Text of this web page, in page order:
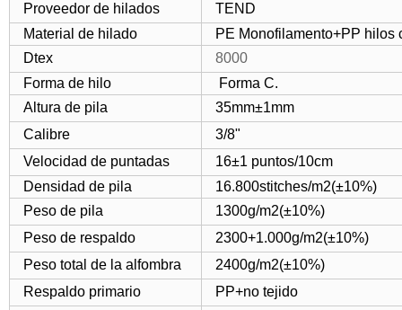
Proveedor de hilados
TEND
Material de hilado
PE Monofilamento+PP hilos
Dtex
8000
Forma de hilo
Forma C.
Altura de pila
35mm±1mm
Calibre
3/8"
Velocidad de puntadas
16±1 puntos/10cm
Densidad de pila
16.800stitches/m2(±10%)
Peso de pila
1300g/m2(±10%)
Peso de respaldo
2300+1.000g/m2(±10%)
Peso total de la alfombra
2400g/m2(±10%)
Respaldo primario
PP+no tejido